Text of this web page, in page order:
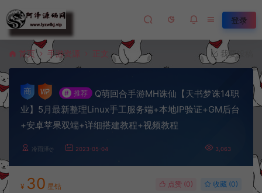
登录
首页 手游资源 正文 我要投稿
# 推荐
Q萌回合手游MH诛仙【天书梦诛14职
业】5月最新整理Linux手工服务端+本地IP验证+GM后台
+安卓苹果双端+详细搭建教程+视频教程
冷雨泽ღ 2023-05-04 3,063
¥ 30 星钻 点赞 (0) 收藏 (0)